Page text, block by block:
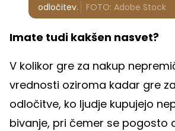
odločitev.
FOTO: Adobe Stock
Imate tudi kakšen nasvet?
V kolikor gre za nakup
vrednosti oziroma kadar gre
odločitve, ko ljudje kupujejo
bivanje, pri čemer se pogosto